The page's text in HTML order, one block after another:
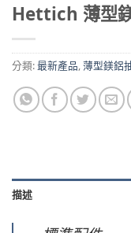
Hettich 薄型
分類:最新產品,薄型鎂鋁
描述